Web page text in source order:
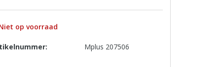
op voorraad
Mplus 207506